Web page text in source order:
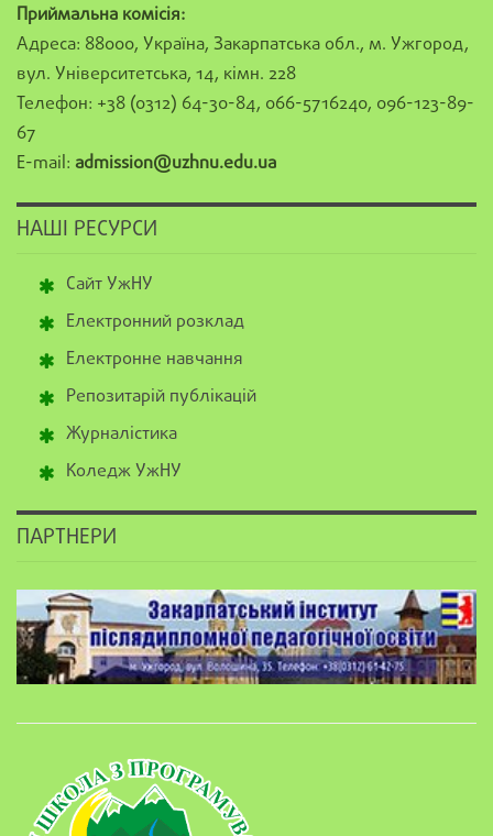
Приймальна комісія:
Адреса: 88000, Україна, Закарпатська обл., м. Ужгород,
вул. Університетська, 14, кімн. 228
Телефон: +38 (0312) 64-30-84, 066-5716240, 096-123-89-
67
E-mail: admission@uzhnu.edu.ua
НАШІ РЕСУРСИ
Сайт УжНУ
Електронний розклад
Електронне навчання
Репозитарій публікацій
Журналістика
Коледж УжНУ
ПАРТНЕРИ